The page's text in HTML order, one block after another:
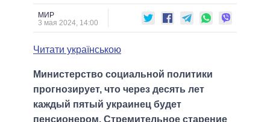
ОБЗОРЫ
ДАЙДЖЕСТЫ
ПРЕЗИДЕНТ И ОФИС
ВЕРХОВНАЯ РАДА
МЭРЫ
ВСЕ ПЕРСОНЫ
ВИДЕО
СРАВНЕНИЕ ПОЛИТИКОВ
МИР
3 мая 2024, 14:00
Читати українською
Министерство социальной политики
прогнозирует, что через десять лет
каждый пятый украинец будет
пенсионером. Стремительное старение